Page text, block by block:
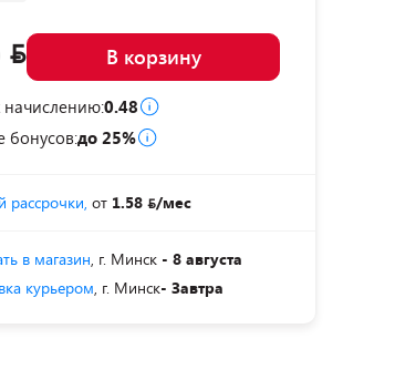
В корзину
начислению:0.48
бонусов:до 25%
рассрочки, от 1.58 /мес
в магазин, г. Минск - 8 августа
курьером, г. Минск- Завтра